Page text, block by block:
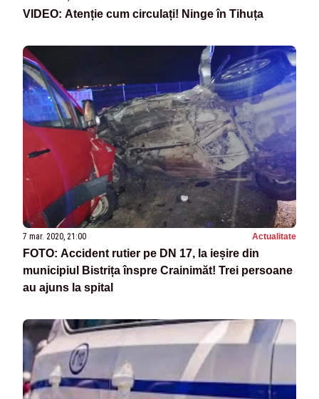
VIDEO: Atenție cum circulați! Ninge în Tihuța
7 mar. 2020, 21:00 Actualitate
FOTO: Accident rutier pe DN 17, la ieșire din
municipiul Bistrița înspre Crainimăt! Trei persoane
au ajuns la spital